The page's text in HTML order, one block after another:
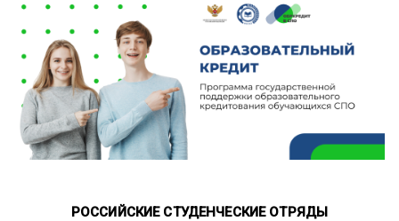
РОССИЙСКИЕ СТУДЕНЧЕСКИЕ ОТРЯДЫ